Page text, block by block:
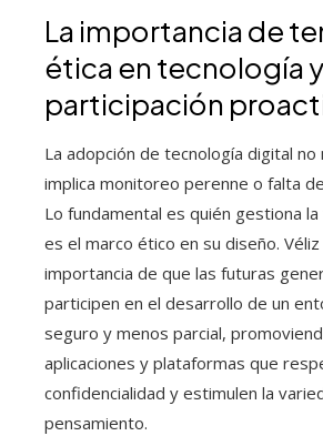
La importancia de
ética en tecnología
participación
La adopción de tecnología digital
implica monitoreo perenne o falta
Lo fundamental es quién gestiona
es el marco ético en su diseño.
importancia de que las futuras
participen en el desarrollo de un
seguro y menos parcial,
aplicaciones y plataformas que
confidencialidad y estimulen la
pensamiento.